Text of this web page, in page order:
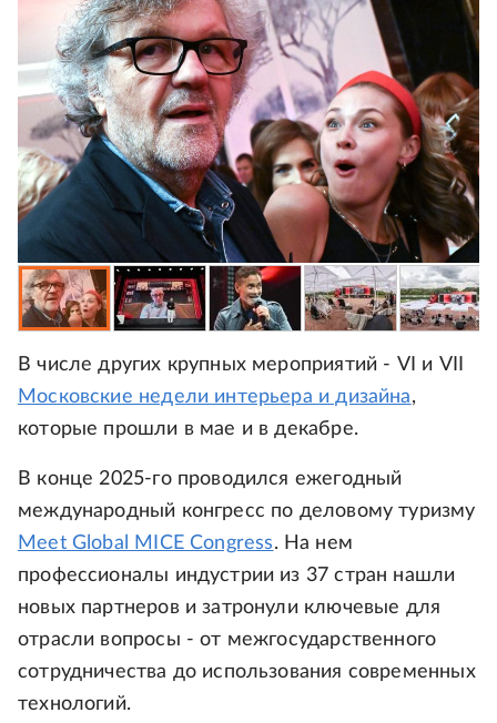
В числе других крупных мероприятий - VI и VII
Московские недели интерьера и дизайна,
которые прошли в мае и в декабре.
В конце 2025-го проводился ежегодный
международный конгресс по деловому туризму
Meet Global MICE Congress. На нем
профессионалы индустрии из 37 стран нашли
новых партнеров и затронули ключевые для
отрасли вопросы - от межгосударственного
сотрудничества до использования современных
технологий.